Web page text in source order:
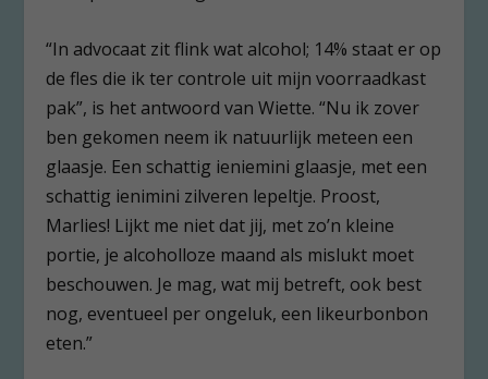
“In advocaat zit flink wat alcohol; 14% staat er op
de fles die ik ter controle uit mijn voorraadkast
pak”, is het antwoord van Wiette. “Nu ik zover
ben gekomen neem ik natuurlijk meteen een
glaasje. Een schattig ieniemini glaasje, met een
schattig ienimini zilveren lepeltje. Proost,
Marlies! Lijkt me niet dat jij, met zo’n kleine
portie, je alcoholloze maand als mislukt moet
beschouwen. Je mag, wat mij betreft, ook best
nog, eventueel per ongeluk, een likeurbonbon
eten.”